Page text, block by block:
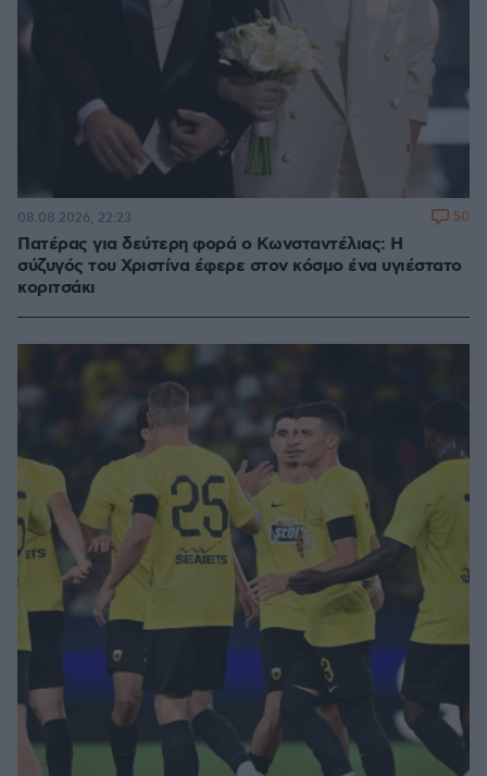
Πατέρας για δεύτερη φορά ο Κωνσταντέλιας: Η
σύζυγός του Χριστίνα έφερε στον κόσμο ένα υγιέστατο
κοριτσάκι
08.08.2026, 22:23 50